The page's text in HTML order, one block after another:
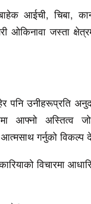
आईची, चिबा,
ओकिनावा जस्ता
पनि उनीहरूप्रति
आफ्नो अस्तित्व
गर्नुको विकल्प
विचारमा